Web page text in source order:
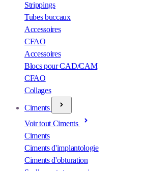
Strippings
Tubes buccaux
Accessoires
CFAO
Accessoires
Blocs pour CAD/CAM
CFAO
Collages
Ciments
Voir tout Ciments
Ciments
Ciments d'implantologie
Ciments d'obturation